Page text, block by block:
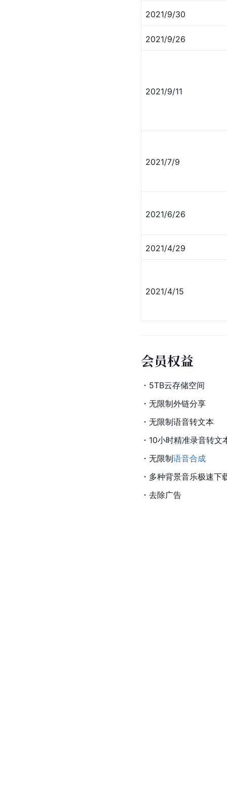
2021/9/30
2021/9/26
2021/9/11
2021/7/9
2021/6/26
2021/4/29
2021/4/15
会员权益
・5TB云存储空间
・无限制外链分享
・无限制语音转文本
・10小时精准录音转文
・无限制语音合成
・多种背景音乐极速下
・去除广告